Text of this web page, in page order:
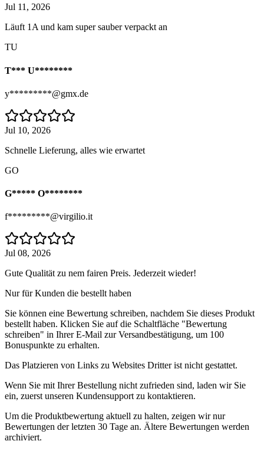
Jul 11, 2026
Läuft 1A und kam super sauber verpackt an
TU
T*** U********
y*********@gmx.de
Jul 10, 2026
Schnelle Lieferung, alles wie erwartet
GO
G***** O********
f*********@virgilio.it
Jul 08, 2026
Gute Qualität zu nem fairen Preis. Jederzeit wieder!
Nur für Kunden die bestellt haben
Sie können eine Bewertung schreiben, nachdem Sie dieses Produkt
bestellt haben. Klicken Sie auf die Schaltfläche "Bewertung
schreiben" in Ihrer E-Mail zur Versandbestätigung, um 100
Bonuspunkte zu erhalten.
Das Platzieren von Links zu Websites Dritter ist nicht gestattet.
Wenn Sie mit Ihrer Bestellung nicht zufrieden sind, laden wir Sie
ein, zuerst unseren Kundensupport zu kontaktieren.
Um die Produktbewertung aktuell zu halten, zeigen wir nur
Bewertungen der letzten 30 Tage an. Ältere Bewertungen werden
archiviert.